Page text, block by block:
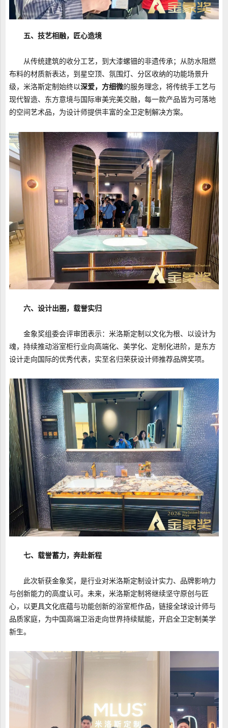
五、技艺相融，匠心造境
从传统建筑的收分工艺，到大漆螺钿的非遗传承；从防水阻燃
布料的材质新表达，到星空顶、氛围灯、分区收纳的功能场景升
级，米洛斯定制始终以深爱，方细微的服务理念，将传统手工艺与
现代智造、东方意境与国际审美完美交融，每一款产品皆为可落地
的空间艺术品，为设计师提供丰富的全卫定制解决方案。
六、设计出圈，载誉实归
金象奖组委会评审团表示：米洛斯定制以文化为根、以设计为
魂，持续推动浴室柜行业向高端化、美学化、定制化进阶，是东方
设计走向国际的优秀代表，实至名归荣获设计师推荐品牌奖项。
七、载誉蓄力，奔赴新程
此次斩获金象奖，是行业对米洛斯定制设计实力、品牌影响力
与创新能力的高度认可。未来，米洛斯定制将继续坚守原创与匠
心，以更具文化底蕴与功能创新的浴室柜作品，链接全球设计师与
品质家庭，为中国高端卫浴走向世界持续赋能，开启全卫定制美学
新生。